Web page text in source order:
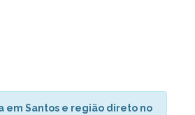
em Santos e região direto no